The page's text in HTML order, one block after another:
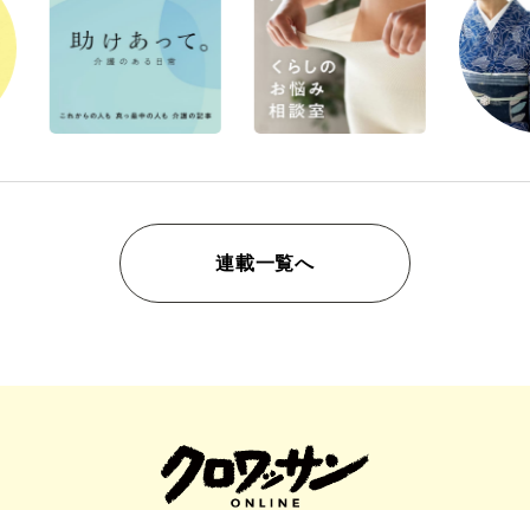
連載一覧へ